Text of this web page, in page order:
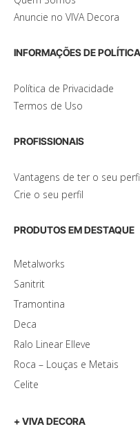
Anuncie no VIVA Decora
INFORMAÇÕES DE POLÍTICA
Política de Privacidade
Termos de Uso
PROFISSIONAIS
Vantagens de ter o seu
Crie o seu perfil
PRODUTOS EM DESTAQUE
Metalworks
Sanitrit
Tramontina
Deca
Ralo Linear Elleve
Roca – Louças e Metais
Celite
+ VIVA DECORA